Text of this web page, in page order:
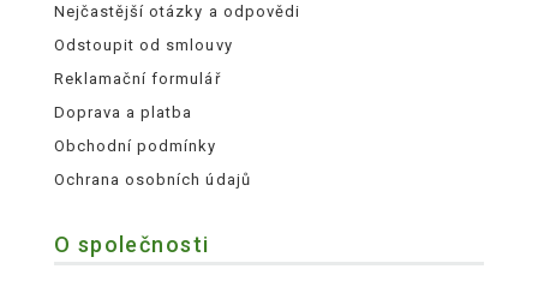
Nejčastější otázky a odpovědi
Odstoupit od smlouvy
Reklamační formulář
Doprava a platba
Obchodní podmínky
Ochrana osobních údajů
O společnosti